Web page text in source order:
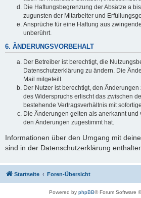
Die Haftungsbegrenzung der Absätze a
zugunsten der Mitarbeiter und
Ansprüche für eine Haftung aus
unberührt.
6. ÄNDERUNGSVORBEHALT
Der Betreiber ist berechtigt, die
Datenschutzerklärung zu ändern. Die
Mail mitgeteilt.
Der Nutzer ist berechtigt, den
des Widerspruchs erlischt das zwischen
bestehende Vertragsverhältnis mit
Die Änderungen gelten als anerkannt
den Änderungen zugestimmt hat.
Informationen über den Umgang mit
sind in der Datenschutzerklärung
Startseite Foren-Übersicht
Powered by phpBB® Forum Software